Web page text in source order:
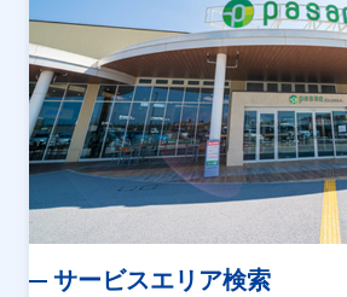
サービスエリア検索